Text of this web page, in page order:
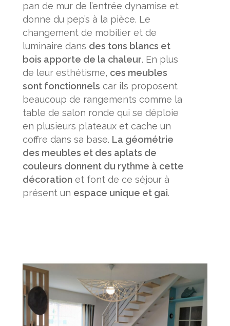
pan de mur de l’entrée dynamise et
donne du pep’s à la pièce. Le
changement de mobilier et de
luminaire dans des tons blancs et
bois apporte de la chaleur. En plus
de leur esthétisme, ces meubles
sont fonctionnels car ils proposent
beaucoup de rangements comme la
table de salon ronde qui se déploie
en plusieurs plateaux et cache un
coffre dans sa base. La géométrie
des meubles et des aplats de
couleurs donnent du rythme à cette
décoration et font de ce séjour à
présent un espace unique et gai.